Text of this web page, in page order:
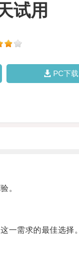
试用
PC下载
。
一需求的最佳选择。